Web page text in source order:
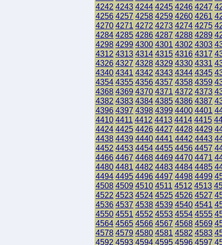
4242 4243 4244 4245 4246 4247
4256 4257 4258 4259 4260 4261
4270 4271 4272 4273 4274 4275
4284 4285 4286 4287 4288 4289
4298 4299 4300 4301 4302 4303
4312 4313 4314 4315 4316 4317
4326 4327 4328 4329 4330 4331
4340 4341 4342 4343 4344 4345
4354 4355 4356 4357 4358 4359
4368 4369 4370 4371 4372 4373
4382 4383 4384 4385 4386 4387
4396 4397 4398 4399 4400 4401
4410 4411 4412 4413 4414 4415
4424 4425 4426 4427 4428 4429
4438 4439 4440 4441 4442 4443
4452 4453 4454 4455 4456 4457
4466 4467 4468 4469 4470 4471
4480 4481 4482 4483 4484 4485
4494 4495 4496 4497 4498 4499
4508 4509 4510 4511 4512 4513
4522 4523 4524 4525 4526 4527
4536 4537 4538 4539 4540 4541
4550 4551 4552 4553 4554 4555
4564 4565 4566 4567 4568 4569
4578 4579 4580 4581 4582 4583
4592 4593 4594 4595 4596 4597